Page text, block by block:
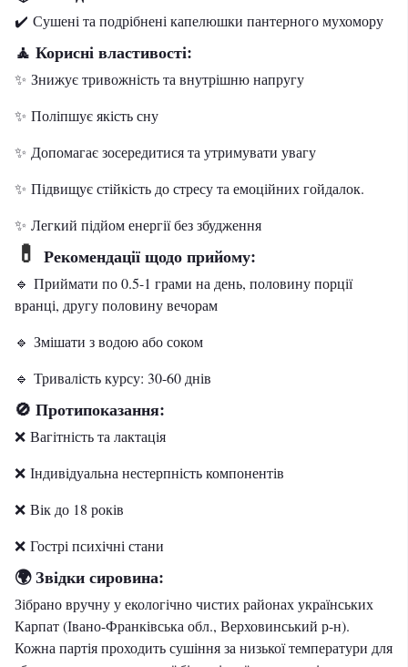
✔️ Сушені та подрібнені капелюшки пантерного мухомору
🧘 Корисні властивості:
✨ Знижує тривожність та внутрішню напругу
✨ Поліпшує якість сну
✨ Допомагає зосередитися та утримувати увагу
✨ Підвищує стійкість до стресу та емоційних гойдалок.
✨ Легкий підйом енергії без збудження
💊 Рекомендації щодо прийому:
🔹 Приймати по 0.5-1 грами на день, половину порції
вранці, другу половину вечорам
🔹 Змішати з водою або соком
🔹 Тривалість курсу: 30-60 днів
🚫 Протипоказання:
❌ Вагітність та лактація
❌ Індивідуальна нестерпність компонентів
❌ Вік до 18 років
❌ Гострі психічні стани
🌍Звідки сировина:
Зібрано вручну у екологічно чистих районах українських
Карпат (Івано-Франківська обл., Верховинський р-н).
Кожна партія проходить сушіння за низької температури для